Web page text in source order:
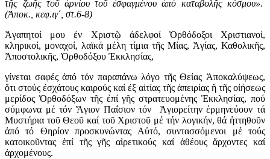
τῆς ζωῆς τοῦ ἀρνίου τοῦ ἐσφαγμένου ἀπὸ καταβολῆς κόσμου».
(Ἀποκ., κεφ.ιγ΄, στ.6-8)
Ἀγαπητοί μου ἐν Χριστῷ ἀδελφοί Ὀρθόδοξοι Χριστιανοί,
κληρικοί, μοναχοί, λαϊκά μέλη τίμια τῆς Μίας, Ἁγίας, Καθολικῆς,
Ἀποστολικῆς, Ὀρθοδόξου Ἐκκλησίας,
γίνεται σαφές ἀπό τόν παραπάνω λόγο τῆς Θείας Ἀποκαλύψεως,
ὅτι στούς ἐσχάτους καιρούς καί ἐξ αἰτίας τῆς ἀπειρίας ἤ τῆς οἰήσεως
μερίδος Ὀρθοδόξων τῆς ἐπί γῆς στρατευομένης Ἐκκλησίας, πού
σύμφωνα μέ τόν Ἅγιον Παΐσιον τόν Ἁγιορείτην ἑρμηνεύουν τά
Μυστήρια τοῦ Θεοῦ καί τοῦ Χριστοῦ μέ τήν λογικήν, θά ἡττηθοῦν
ἀπό τό Θηρίον προσκυνώντας Αὐτό, συντασσόμενοι μέ τούς
κατοικοῦντας ἐπί τῆς γῆς αἱρετικούς καί ἀθέους ἄρχοντες καί
ἀρχομένους.